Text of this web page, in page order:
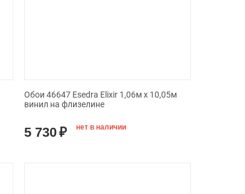
Обои 46647 Esedra Elixir 1,06м х 10,05м
винил на флизелине
5 730₽ нет в наличии